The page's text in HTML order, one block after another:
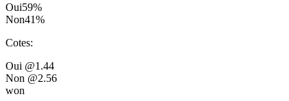
Oui59%
Non41%
Cotes:
Oui @1.44
Non @2.56
won